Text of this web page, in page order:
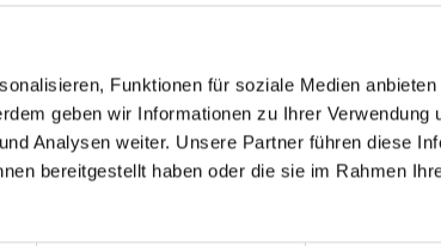
Funktionen für soziale Medien
geben wir Informationen zu Ihrer Verwendung
Analysen weiter. Unsere Partner führen diese
bereitgestellt haben oder die sie im Rahmen